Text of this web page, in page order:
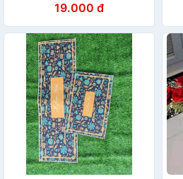
19.000 đ